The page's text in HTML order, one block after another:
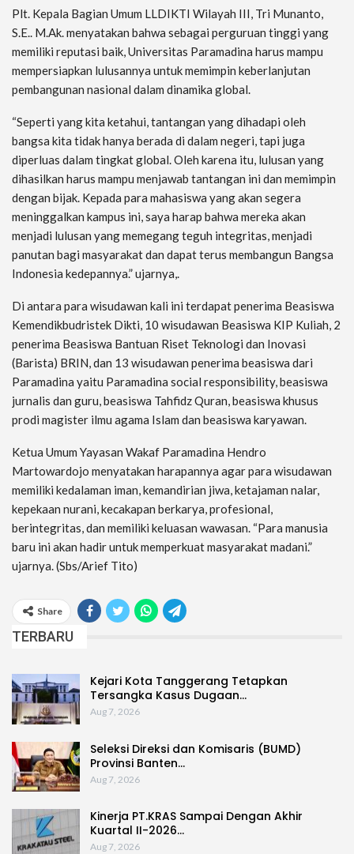
Plt. Kepala Bagian Umum LLDIKTI Wilayah III, Tri Munanto,
S.E.. M.Ak. menyatakan bahwa sebagai perguruan tinggi yang
memiliki reputasi baik, Universitas Paramadina harus mampu
mempersiapkan lulusannya untuk memimpin keberlanjutan
pembangunan nasional dalam dinamika global.
“Seperti yang kita ketahui, tantangan yang dihadapi oleh
bangsa kita tidak hanya berada di dalam negeri, tapi juga
diperluas dalam tingkat global. Oleh karena itu, lulusan yang
dihasilkan harus mampu menjawab tantangan ini dan memimpin
dengan bijak. Kepada para mahasiswa yang akan segera
meninggalkan kampus ini, saya harap bahwa mereka akan
menjadi lulusan yang memegang teguh integritas, menjadi
panutan bagi masyarakat dan dapat terus membangun Bangsa
Indonesia kedepannya.” ujarnya,.
Di antara para wisudawan kali ini terdapat penerima Beasiswa
Kemendikbudristek Dikti, 10 wisudawan Beasiswa KIP Kuliah, 2
penerima Beasiswa Bantuan Riset Teknologi dan Inovasi
(Barista) BRIN, dan 13 wisudawan penerima beasiswa dari
Paramadina yaitu Paramadina social responsibility, beasiswa
jurnalis dan guru, beasiswa Tahfidz Quran, beasiswa khusus
prodi magister ilmu agama Islam dan beasiswa karyawan.
Ketua Umum Yayasan Wakaf Paramadina Hendro
Martowardojo menyatakan harapannya agar para wisudawan
memiliki kedalaman iman, kemandirian jiwa, ketajaman nalar,
kepekaan nurani, kecakapan berkarya, profesional,
berintegritas, dan memiliki keluasan wawasan. “Para manusia
baru ini akan hadir untuk memperkuat masyarakat madani.”
ujarnya. (Sbs/Arief Tito)
Share
TERBARU
Kejari Kota Tanggerang Tetapkan
Tersangka Kasus Dugaan…
Aug 7, 2026
Seleksi Direksi dan Komisaris (BUMD)
Provinsi Banten…
Aug 7, 2026
Kinerja PT.KRAS Sampai Dengan Akhir
Kuartal II-2026…
Aug 7, 2026